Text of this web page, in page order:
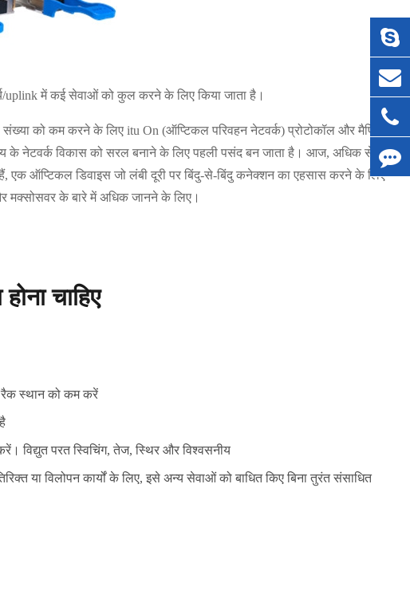
में कई सेवाओं को कुल करने के लिए किया जाता है।
को कम करने के लिए itu On (ऑप्टिकल परिवहन नेटवर्क) प्रोटोकॉल और मैपिंग
के नेटवर्क विकास को सरल बनाने के लिए पहली पसंद बन जाता है। आज, अधिक से
एक ऑप्टिकल डिवाइस जो लंबी दूरी पर बिंदु-से-बिंदु कनेक्शन का एहसास करने के लिए
मक्सोसवर के बारे में अधिक जानने के लिए।
चाहिए
स्थान को कम करें
विद्युत परत स्विचिंग, तेज, स्थिर और विश्वसनीय
या विलोपन कार्यों के लिए, इसे अन्य सेवाओं को बाधित किए बिना तुरंत संसाधित